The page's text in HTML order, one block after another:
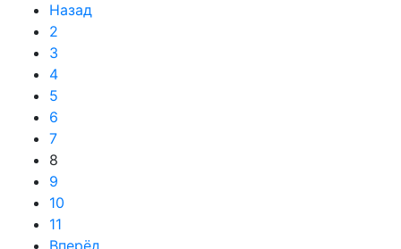
Назад
2
3
4
5
6
7
8
9
10
11
Вперёд